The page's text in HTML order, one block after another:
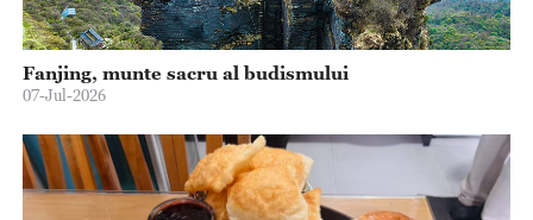
Fanjing, munte sacru al budismului
07-Jul-2026